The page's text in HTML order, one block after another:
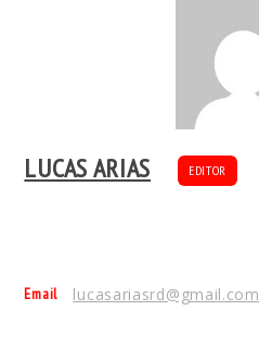
LUCAS ARIAS EDITOR
Email lucasariasrd@gmail.com